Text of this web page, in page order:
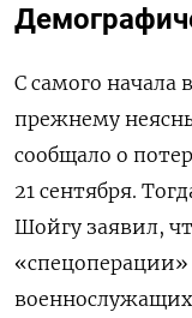
С самого
прежнему
сообщало о
21 сентября.
Шойгу заявил,
«спецоперации»